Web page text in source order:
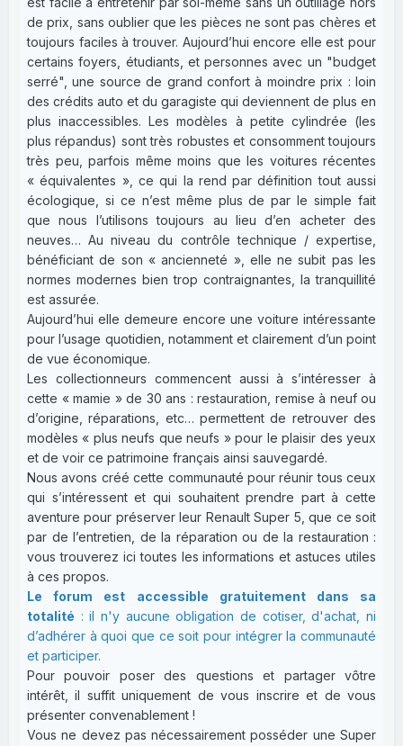
de prix, sans oublier que les pièces ne sont pas chères et
toujours faciles à trouver. Aujourd’hui encore elle est pour
certains foyers, étudiants, et personnes avec un "budget
serré", une source de grand confort à moindre prix : loin
des crédits auto et du garagiste qui deviennent de plus en
plus inaccessibles. Les modèles à petite cylindrée (les
plus répandus) sont très robustes et consomment toujours
très peu, parfois même moins que les voitures récentes
« équivalentes », ce qui la rend par définition tout aussi
écologique, si ce n’est même plus de par le simple fait
que nous l’utilisons toujours au lieu d’en acheter des
neuves… Au niveau du contrôle technique / expertise,
bénéficiant de son « ancienneté », elle ne subit pas les
normes modernes bien trop contraignantes, la tranquillité
est assurée.
Aujourd’hui elle demeure encore une voiture intéressante
pour l’usage quotidien, notamment et clairement d’un point
de vue économique.
Les collectionneurs commencent aussi à s’intéresser à
cette « mamie » de 30 ans : restauration, remise à neuf ou
d’origine, réparations, etc… permettent de retrouver des
modèles « plus neufs que neufs » pour le plaisir des yeux
et de voir ce patrimoine français ainsi sauvegardé.
Nous avons créé cette communauté pour réunir tous ceux
qui s’intéressent et qui souhaitent prendre part à cette
aventure pour préserver leur Renault Super 5, que ce soit
par de l’entretien, de la réparation ou de la restauration :
vous trouverez ici toutes les informations et astuces utiles
à ces propos.
Le forum est accessible gratuitement dans sa
totalité : il n'y aucune obligation de cotiser, d'achat, ni
d’adhérer à quoi que ce soit pour intégrer la communauté
et participer.
Pour pouvoir poser des questions et partager vôtre
intérêt, il suffit uniquement de vous inscrire et de vous
présenter convenablement !
Vous ne devez pas nécessairement posséder une Super